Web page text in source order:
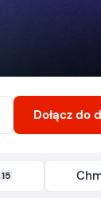
Dołącz do
15